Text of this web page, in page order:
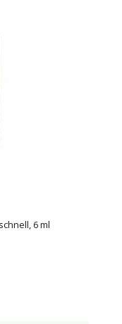
6 ml